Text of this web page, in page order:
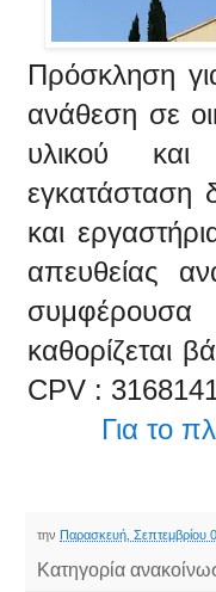
Πρόσκληση
ανάθεση σε
υλικού
εγκατάσταση
και
απευθείας
καθορίζεται
CPV :
Για το
την Παρασκευή, Σεπτεμβρίου
Κατηγορία